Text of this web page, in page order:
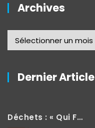
Archives
Dernier Article
Déchets : « Qui Fait Quoi »